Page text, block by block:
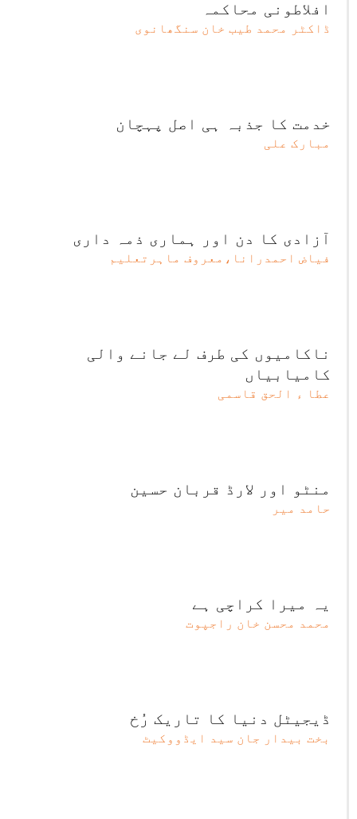
افلاطونی محاکمہ
ڈاکٹر محمد طیب خان سنگھانوی
خدمت کا جذبہ ہی اصل پہچان
مبارک علی
آزادی کا دن اور ہماری ذمہ داری
فیاض احمدرانا،معروف ماہرتعلیم
ناکامیوں کی طرف لے جانے والی
کامیابیاں
عطا ء الحق قاسمی
منٹو اور لارڈ قربان حسین
حامد میر
یہ میرا کراچی ہے
محمد محسن خان راجپوت
ڈیجیٹل دنیا کا تاریک رُخ
بخت بیدار جان سید ایڈووکیٹ